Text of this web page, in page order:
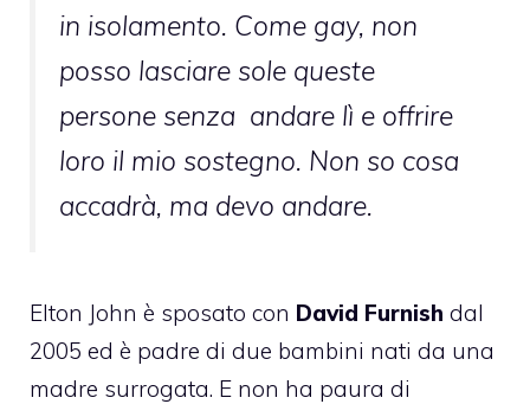
in isolamento. Come gay, non
posso lasciare sole queste
persone senza andare lì e offrire
loro il mio sostegno. Non so cosa
accadrà, ma devo andare.
Elton John è sposato con David Furnish dal
2005 ed è padre di due bambini nati da una
madre surrogata. E non ha paura di